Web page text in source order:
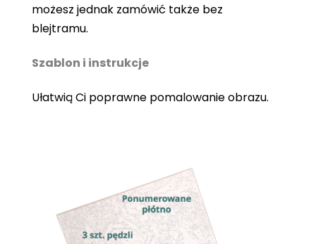
możesz jednak zamówić także bez
blejtramu.
Szablon i instrukcje
Ułatwią Ci poprawne pomalowanie obrazu.